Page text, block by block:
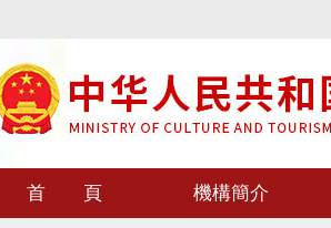
首 頁 機構簡介